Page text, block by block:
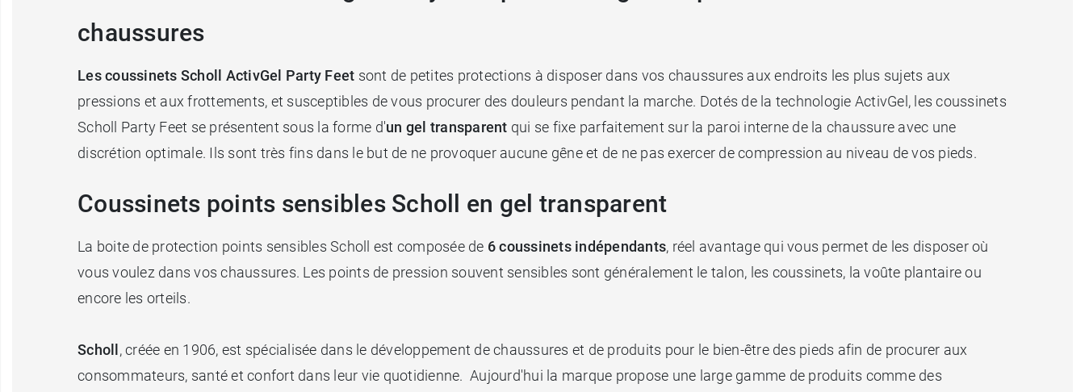
chaussures
Les coussinets Scholl ActivGel Party Feet sont de petites protections à disposer dans vos chaussures aux endroits les plus sujets aux
pressions et aux frottements, et susceptibles de vous procurer des douleurs pendant la marche. Dotés de la technologie ActivGel, les coussinets
Scholl Party Feet se présentent sous la forme d'un gel transparent qui se fixe parfaitement sur la paroi interne de la chaussure avec une
discrétion optimale. Ils sont très fins dans le but de ne provoquer aucune gêne et de ne pas exercer de compression au niveau de vos pieds.
Coussinets points sensibles Scholl en gel transparent
La boite de protection points sensibles Scholl est composée de 6 coussinets indépendants, réel avantage qui vous permet de les disposer où
vous voulez dans vos chaussures. Les points de pression souvent sensibles sont généralement le talon, les coussinets, la voûte plantaire ou
encore les orteils.
Scholl , créée en 1906, est spécialisée dans le développement de chaussures et de produits pour le bien-être des pieds afin de procurer aux
consommateurs, santé et confort dans leur vie quotidienne. Aujourd'hui la marque propose une large gamme de produits comme des